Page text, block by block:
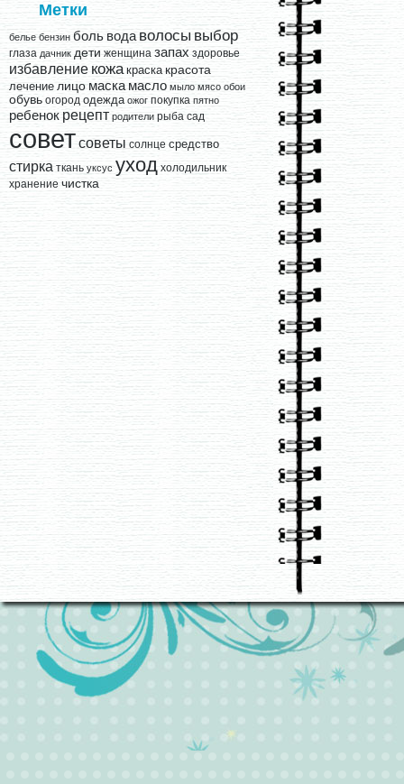
Метки
белье бензин боль вода волосы выбор
глаза дачник дети женщина запах здоровье
избавление кожа краска красота
лечение лицо маска масло мыло мясо обои
обувь огород одежда ожог покупка пятно
ребенок рецепт родители рыба сад
советсоветы солнце средство
стирка ткань уксус уход холодильник
хранение чистка